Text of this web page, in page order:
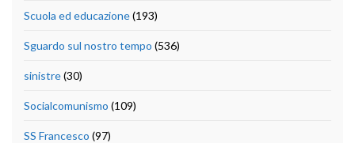
Scuola ed educazione(193)
Sguardo sul nostro tempo (536)
sinistre(30)
Socialcomunismo (109)
SS Francesco (97)